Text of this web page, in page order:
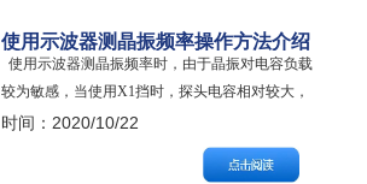
使用示波器测晶振频率操作方法介绍
使用示波器测晶振频率时，由于晶振对电容负载
较为敏感，当使用X1挡时，探头电容相对较大，
相当于一个很重的负载并联在晶振电路中，很容
易造成对晶振频率的干扰甚至造成晶振停振，因
此建议将设备调至X10档位。 将示波器通道设置
时间：2020/10/22